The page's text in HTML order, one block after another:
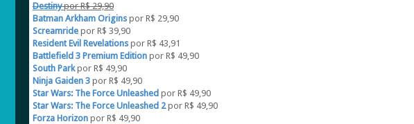
Destinypor R$ 29,90
Batman Arkham Origins por R$ 29,90
Screamride por R$ 39,90
Resident Evil Revelations por R$ 43,91
Battlefield 3 Premium Edition por R$ 49,90
South Parkpor R$ 49,90
Ninja Gaiden 3 por R$ 49,90
Star Wars: The Force Unleashed por R$ 49,90
Star Wars: The Force Unleashed 2por R$ 49,90
Forza Horizon por R$ 49,90